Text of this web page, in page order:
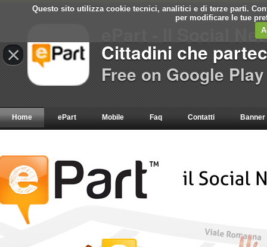
Questo sito utilizza cookie tecnici, analitici e di terze parti.
per modificare le tue
Home ePart Mobile Faq Contatti Banner
×
ePart - Il Social
Cittadini che
Free on Google Play